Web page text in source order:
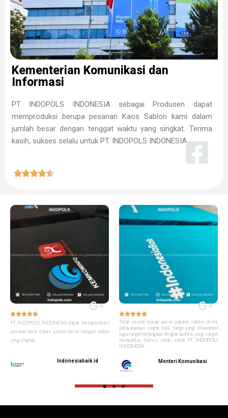
Kementerian Komunikasi dan
Informasi
PT INDOPOLS INDONESIA sebagai Produsen dapat
memproduksi berupa pesanan Kaos Sablon kami dalam
jumlah besar dengan tenggat waktu yang singkat. Terima
kasih, sukses selalu untuk PT. INDOPOLS INDONESIA


PT INDOPOLS INDONESIA dapat memproduksi
pesanan kami dalam jumlah besar dengan waktu
yang singkat.
Indonesiabaik.id

Tidak pernah bosan pesan pakaian sablon disini,
pelayanannya sangat baik, harga yang ditawarkan
juga sangat terjangkau dengan kualitas yang sangat
berkualitas. Sukses selalu untuk PT INDOPOLS
INDONESIA
Menteri Komunikasi